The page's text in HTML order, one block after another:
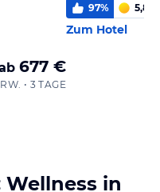
677 €
• 3 TAGE
97% 5,8
Zum Hotel
in